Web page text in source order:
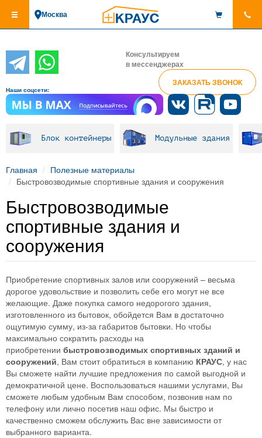
основному
Москва
Консультируем
в мессенджерах
ЗАКАЗАТЬ ЗВОНОК
Наши соцсети:
Блок контейнеры Модульные здания
Главная
Полезные материалы
Быстровозводимые спортивные здания и сооружения
Быстровозводимые
спортивные здания и
сооружения
Приобретение спортивных залов или сооружений – весьма
дорогое удовольствие и позволить себе его могут не все
желающие. Даже покупка самого недорогого здания,
изготовленного из бытовок, обойдется Вам в достаточно
ощутимую сумму, из-за габаритов бытовки. Но чтобы
максимально сократить расходы на
приобретении быстровозводимых спортивных зданий и
сооружений, Вам стоит обратиться в компанию КРАУС, у нас
Вы сможете найти лучшие предложения по самой выгодной и
демократичной цене. Воспользоваться нашими услугами, Вы
сможете любым удобным Вам способом, позвонив нам по
телефону или лично посетив наш офис. Мы быстро и
качественно сможем обслужить Вас вне зависимости от
выбранного варианта.